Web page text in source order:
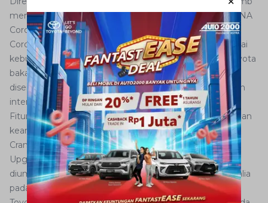
mengatakan beberapa perubahan tersebut mewarisi DNA
Corolla sepanjang 50 tahun.
Corolla telah berkembang dan terus memenuhi berbagai
kebutuhan pengendara di Australia. Konsumen baru Toyota
bakal menyambut baik sedan dengan level tertinggi
disertai dengan keamanannya serta desain eksterior dan
interiornya kata Cramb.
Fitur-fitur baru itu didukung tradisi Corolla, daya tahan, dan
keamanannya dan pastinya harga terjangkau, sambung
Cramb.
Upgrade terbaru tersebut datang setelah Corolla
diumumkan sebagai mobil penumpang favorit di Australia
pada 2016. Itu juga berbarengan dengan ulang tahun